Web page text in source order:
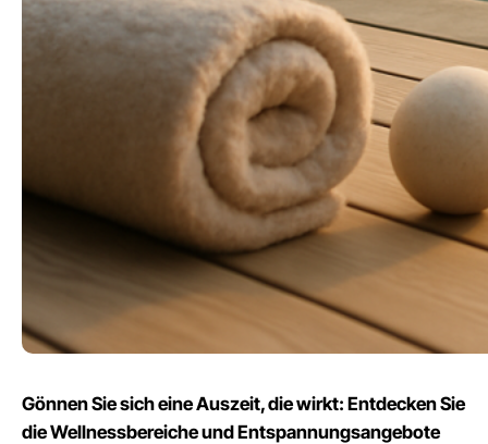
Gönnen Sie sich eine Auszeit, die wirkt: Entdecken Sie
die Wellnessbereiche und Entspannungsangebote